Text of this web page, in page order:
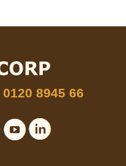
0120 8945 66